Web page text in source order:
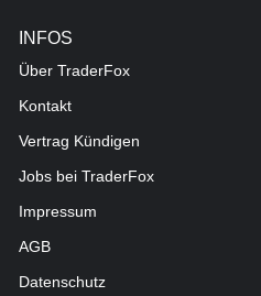
INFOS
Über TraderFox
Kontakt
Vertrag Kündigen
Jobs bei TraderFox
Impressum
AGB
Datenschutz